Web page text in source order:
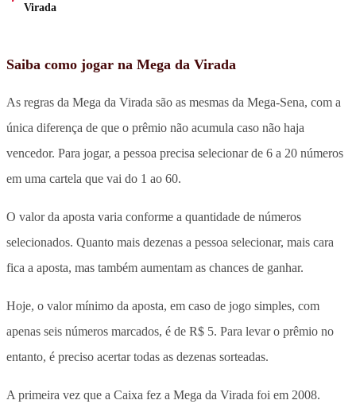
Virada
Saiba como jogar na Mega da Virada
As regras da Mega da Virada são as mesmas da Mega-Sena, com a
única diferença de que o prêmio não acumula caso não haja
vencedor. Para jogar, a pessoa precisa selecionar de 6 a 20 números
em uma cartela que vai do 1 ao 60.
O valor da aposta varia conforme a quantidade de números
selecionados. Quanto mais dezenas a pessoa selecionar, mais cara
fica a aposta, mas também aumentam as chances de ganhar.
Hoje, o valor mínimo da aposta, em caso de jogo simples, com
apenas seis números marcados, é de R$ 5. Para levar o prêmio no
entanto, é preciso acertar todas as dezenas sorteadas.
A primeira vez que a Caixa fez a Mega da Virada foi em 2008.